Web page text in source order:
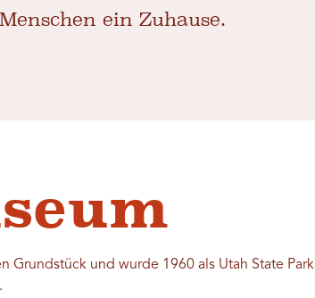
ein Zuhause.
Grundstück und wurde 1960 als Utah State Park